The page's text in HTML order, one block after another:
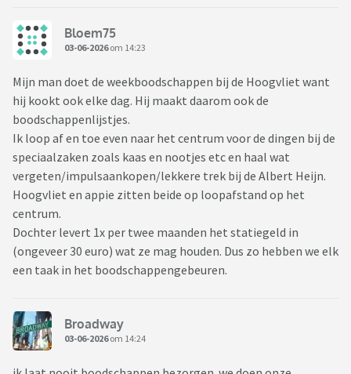
Bloem75
03-06-2026om 14:23
Mijn man doet de weekboodschappen bij de Hoogvliet want
hij kookt ook elke dag. Hij maakt daarom ook de
boodschappenlijstjes.
Ik loop af en toe even naar het centrum voor de dingen bij de
speciaalzaken zoals kaas en nootjes etc en haal wat
vergeten/impulsaankopen/lekkere trek bij de Albert Heijn.
Hoogvliet en appie zitten beide op loopafstand op het
centrum.
Dochter levert 1x per twee maanden het statiegeld in
(ongeveer 30 euro) wat ze mag houden. Dus zo hebben we elk
een taak in het boodschappengebeuren.
Broadway
03-06-2026om 14:24